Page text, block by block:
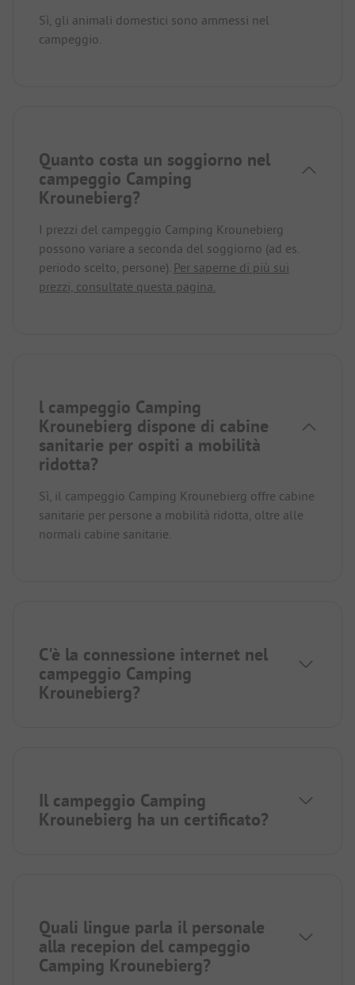
Sì, gli animali domestici sono ammessi nel
campeggio.
Quanto costa un soggiorno nel
campeggio Camping
Krounebierg?
I prezzi del campeggio Camping Krounebierg
possono variare a seconda del soggiorno (ad es.
periodo scelto, persone). Per saperne di più sui
prezzi, consultate questa pagina.
l campeggio Camping
Krounebierg dispone di cabine
sanitarie per ospiti a mobilità
ridotta?
Sì, il campeggio Camping Krounebierg offre cabine
sanitarie per persone a mobilità ridotta, oltre alle
normali cabine sanitarie.
C'è la connessione internet nel
campeggio Camping
Krounebierg?
Il campeggio Camping
Krounebierg ha un certificato?
Quali lingue parla il personale
alla recepion del campeggio
Camping Krounebierg?